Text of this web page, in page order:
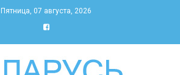
Пятница, 07 августа, 2026